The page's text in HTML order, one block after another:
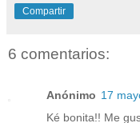
Compartir
6 comentarios:
Anónimo 17
Ké bonita!! Me